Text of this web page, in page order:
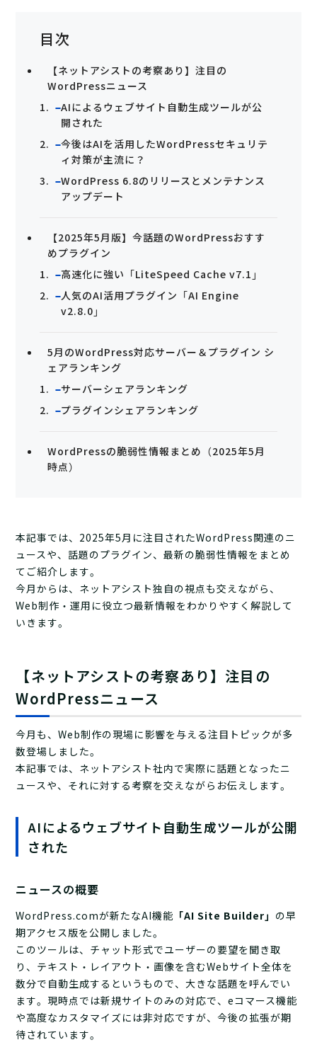
目次
【ネットアシストの考察あり】注目の
WordPressニュース
AIによるウェブサイト自動生成ツールが公
開された
今後はAIを活用したWordPressセキュリテ
ィ対策が主流に？
WordPress 6.8のリリースとメンテナンス
アップデート
【2025年5月版】今話題のWordPressおすす
めプラグイン
高速化に強い「LiteSpeed Cache v7.1」
人気のAI活用プラグイン「AI Engine
v2.8.0」
5月のWordPress対応サーバー＆プラグイン シ
ェアランキング
サーバーシェアランキング
プラグインシェアランキング
WordPressの脆弱性情報まとめ（2025年5月
時点）
本記事では、2025年5月に注目されたWordPress関連のニ
ュースや、話題のプラグイン、最新の脆弱性情報をまとめ
てご紹介します。
今月からは、ネットアシスト独自の視点も交えながら、
Web制作・運用に役立つ最新情報をわかりやすく解説して
いきます。
【ネットアシストの考察あり】注目の
WordPressニュース
今月も、Web制作の現場に影響を与える注目トピックが多
数登場しました。
本記事では、ネットアシスト社内で実際に話題となったニ
ュースや、それに対する考察を交えながらお伝えします。
AIによるウェブサイト自動生成ツールが公開
された
ニュースの概要
WordPress.comが新たなAI機能 「AI Site Builder」 の早
期アクセス版を公開しました。
このツールは、チャット形式でユーザーの要望を聞き取
り、テキスト・レイアウト・画像を含むWebサイト全体を
数分で自動生成するというもので、大きな話題を呼んでい
ます。現時点では新規サイトのみの対応で、eコマース機能
や高度なカスタマイズには非対応ですが、今後の拡張が期
待されています。